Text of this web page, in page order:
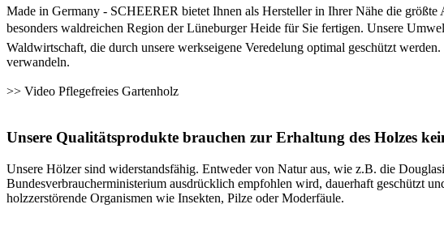
Made in Germany - SCHEERER bietet Ihnen als Hersteller in Ihrer Nähe die
besonders waldreichen Region der Lüneburger Heide für Sie fertigen. Unsere
Waldwirtschaft, die durch unsere werkseigene Veredelung optimal geschützt
verwandeln.
>> Video Pflegefreies Gartenholz
Unsere Qualitätsprodukte brauchen zur Erhaltung des Holzes
Unsere Hölzer sind widerstandsfähig. Entweder von Natur aus, wie z.B. die
Bundesverbraucherministerium ausdrücklich empfohlen wird, dauerhaft geschützt
holzzerstörende Organismen wie Insekten, Pilze oder Moderfäule.